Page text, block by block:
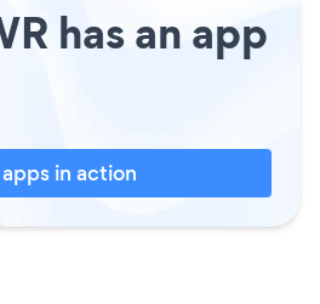
has an app
apps in action